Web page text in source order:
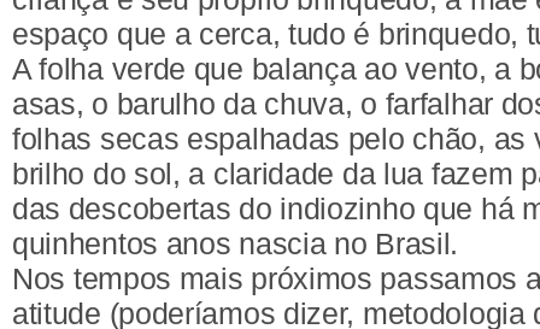
espaço que a cerca, tudo é brinquedo,
A folha verde que balança ao vento, a
asas, o barulho da chuva, o farfalhar
folhas secas espalhadas pelo chão, as
brilho do sol, a claridade da lua fazem
das descobertas do indiozinho que há
quinhentos anos nascia no Brasil.
Nos tempos mais próximos passamos
atitude (poderíamos dizer, metodologia